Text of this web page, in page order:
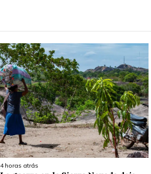
4 horas atrás